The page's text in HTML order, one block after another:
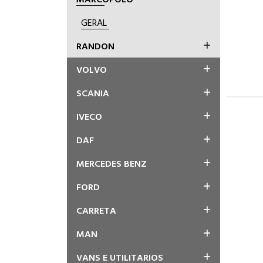
GERAL
RANDON
VOLVO
SCANIA
IVECO
DAF
MERCEDES BENZ
FORD
CARRETA
MAN
VANS E UTILITARIOS